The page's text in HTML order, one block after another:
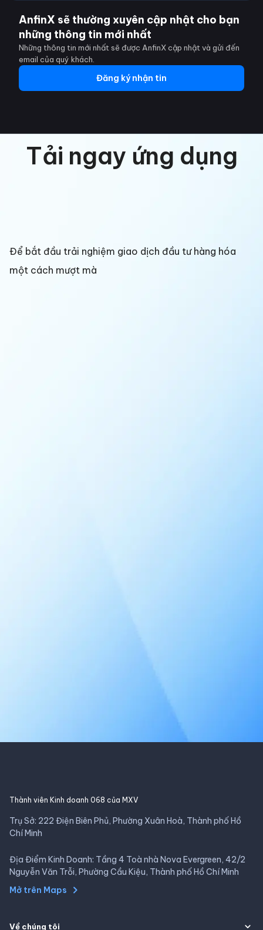
AnfinX sẽ thường xuyên cập nhật cho bạn
những thông tin mới nhất
Những thông tin mới nhất sẽ được AnfinX cập nhật và gửi đến
email của quý khách.
Đăng ký nhận tin
Tải ngay ứng dụng
Để bắt đầu trải nghiệm giao dịch đầu tư hàng hóa
một cách mượt mà
Thành viên Kinh doanh 068 của MXV
Trụ Sở: 222 Điện Biên Phủ, Phường Xuân Hoà, Thành phố Hồ
Chí Minh
Địa Điểm Kinh Doanh: Tầng 4 Toà nhà Nova Evergreen, 42/2
Nguyễn Văn Trỗi, Phường Cầu Kiệu, Thành phố Hồ Chí Minh
Mở trên Maps
Về chúng tôi